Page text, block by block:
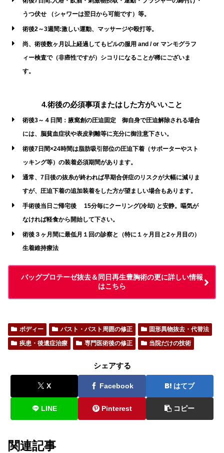
うつ伏せ （シャワーは翌日から可能です）等。
術後2～3週間:激しい運動、マッサージや殴打等。
尚、術後数ヶ月以上経過してもピルの服用 and / or マンモグラフ
ィー検査で（非癌性ですが）シコリになることが稀にございま
す。
4.術後の必須事項またはした方がいいこと
術後3～４日間：腋窩創の圧迫固定 御自身で圧迫解除される場合
には、脳貧血症状や表皮剥離等に充分に御注意下さい。
術後7日間×24時間は脂肪吸引部位の圧迫下着（サポーターやスト
ッキング等）の装着必須期間があります。
通常、7日後の抜糸が終われば早期合併症のリスクが大幅に減りま
すが、圧迫下着の追加装着をした方が望ましい場合もあります。
手術後当日ご帰宅後 15分毎にクーリング(冷却) と安静。嘔気が
なければ軽食から開始して下さい。
術後３ヶ月間に最低月１回の診察と（特に１ヶ月目と2ヶ月目の）
生着維持療法
バッグプロテーゼ抜去＆同日再生豊胸術の更に詳しい情報
はこちら
ボディー バスト・バスト周囲の修正
固形異物抜去・代替法
疾患・後遺症治療
専門医術後の修正 当院だけの技術
シェアする
X Facebook はてブ
LINE Pinterest コピー
関連記事